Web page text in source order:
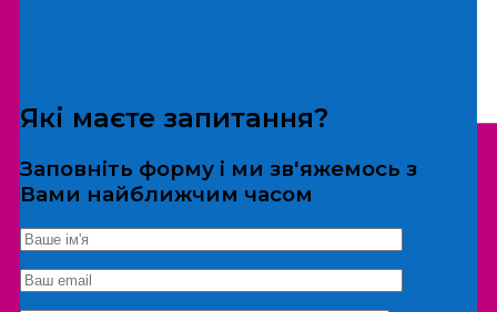
*Дані не передаються третім особам
Екскурсія/локація
Які маєте запитання?
Заповніть форму і ми зв'яжемось з
Вами найближчим часом